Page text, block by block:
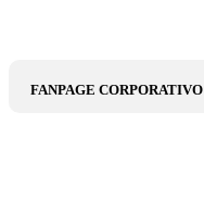
FANPAGE CORPORATIVO